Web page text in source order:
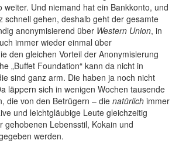
weiter. Und niemand hat ein Bankkonto, und
schnell gehen, deshalb geht der gesamte
anonymisierend über Western Union, in
immer wieder einmal über
den gleichen Vorteil der Anonymisierung
„Buffet Foundation“ kann da nicht in
sind ganz arm. Die haben ja noch nicht
läppern sich in wenigen Wochen tausende
die von den Betrügern – die natürlich immer
und leichtgläubige Leute gleichzeitig
gehobenen Lebensstil, Kokain und
werden.